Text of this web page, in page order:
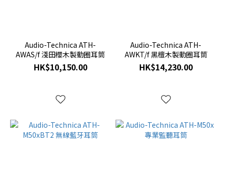
Audio-Technica ATH-
AWAS/f 淺田櫻木製動圈耳筒
HK$10,150.00
Audio-Technica ATH-
AWKT/f 黑檀木製動圈耳筒
HK$14,230.00